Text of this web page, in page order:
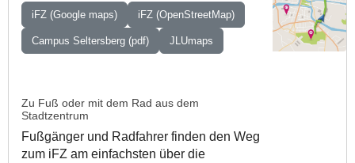
iFZ (Google maps) iFZ (OpenStreetMap)
Campus Seltersberg (pdf) JLUmaps
Zu Fuß oder mit dem Rad aus dem
Stadtzentrum
Fußgänger und Radfahrer finden den Weg
zum iFZ am einfachsten über die